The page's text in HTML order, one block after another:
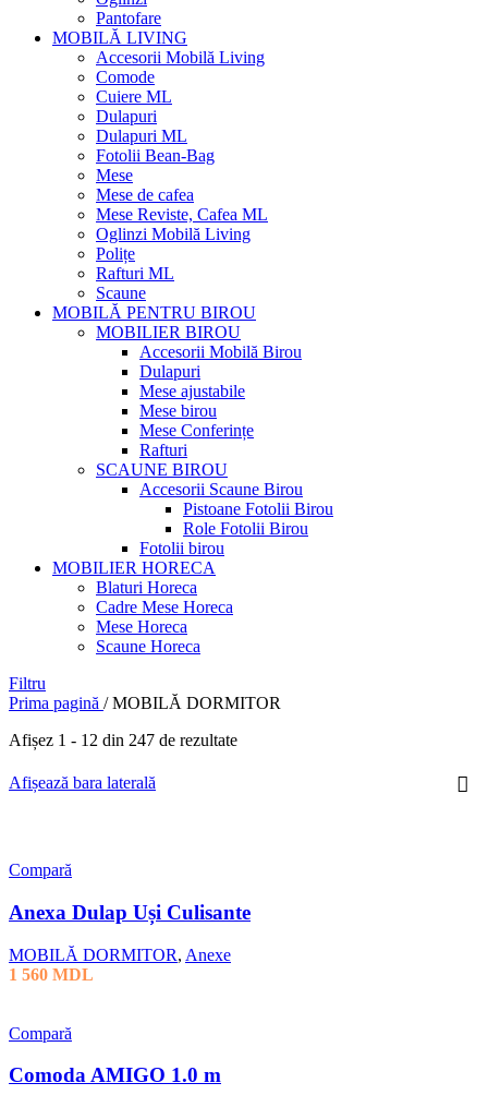
Pantofare
MOBILĂ LIVING
Accesorii Mobilă Living
Comode
Cuiere ML
Dulapuri
Dulapuri ML
Fotolii Bean-Bag
Mese
Mese de cafea
Mese Reviste, Cafea ML
Oglinzi Mobilă Living
Polițe
Rafturi ML
Scaune
MOBILĂ PENTRU BIROU
MOBILIER BIROU
Accesorii Mobilă Birou
Dulapuri
Mese ajustabile
Mese birou
Mese Conferințe
Rafturi
SCAUNE BIROU
Accesorii Scaune Birou
Pistoane Fotolii Birou
Role Fotolii Birou
Fotolii birou
MOBILIER HORECA
Blaturi Horeca
Cadre Mese Horeca
Mese Horeca
Scaune Horeca
Filtru
Prima pagină / MOBILĂ DORMITOR
Afișez 1 - 12 din 247 de rezultate
Afișează bara laterală
Compară
Anexa Dulap Uși Culisante
MOBILĂ DORMITOR, Anexe
1 560 MDL
Compară
Comoda AMIGO 1.0 m